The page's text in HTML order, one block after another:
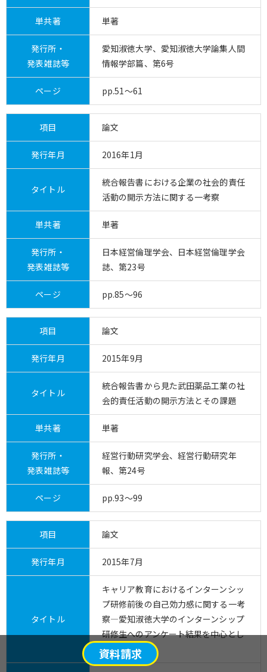
単共著 単著
発行所・
発表雑誌等
愛知淑徳大学、愛知淑徳大学論集人間
情報学部篇、第6号
ページ pp.51～61
項目 論文
発行年月 2016年1月
タイトル
統合報告書における企業の社会的責任
活動の開示方法に関する一考察
単共著 単著
発行所・
発表雑誌等
日本経営倫理学会、日本経営倫理学会
誌、第23号
ページ pp.85～96
項目 論文
発行年月 2015年9月
タイトル
統合報告書から見た武田薬品工業の社
会的責任活動の開示方法とその課題
単共著 単著
発行所・
発表雑誌等
経営行動研究学会、経営行動研究年
報、第24号
ページ pp.93～99
項目 論文
発行年月 2015年7月
タイトル
キャリア教育におけるインターンシッ
プ研修前後の自己効力感に関する一考
察―愛知淑徳大学のインターンシップ
研修生へのアンケート結果を中心とし
て―
資料請求